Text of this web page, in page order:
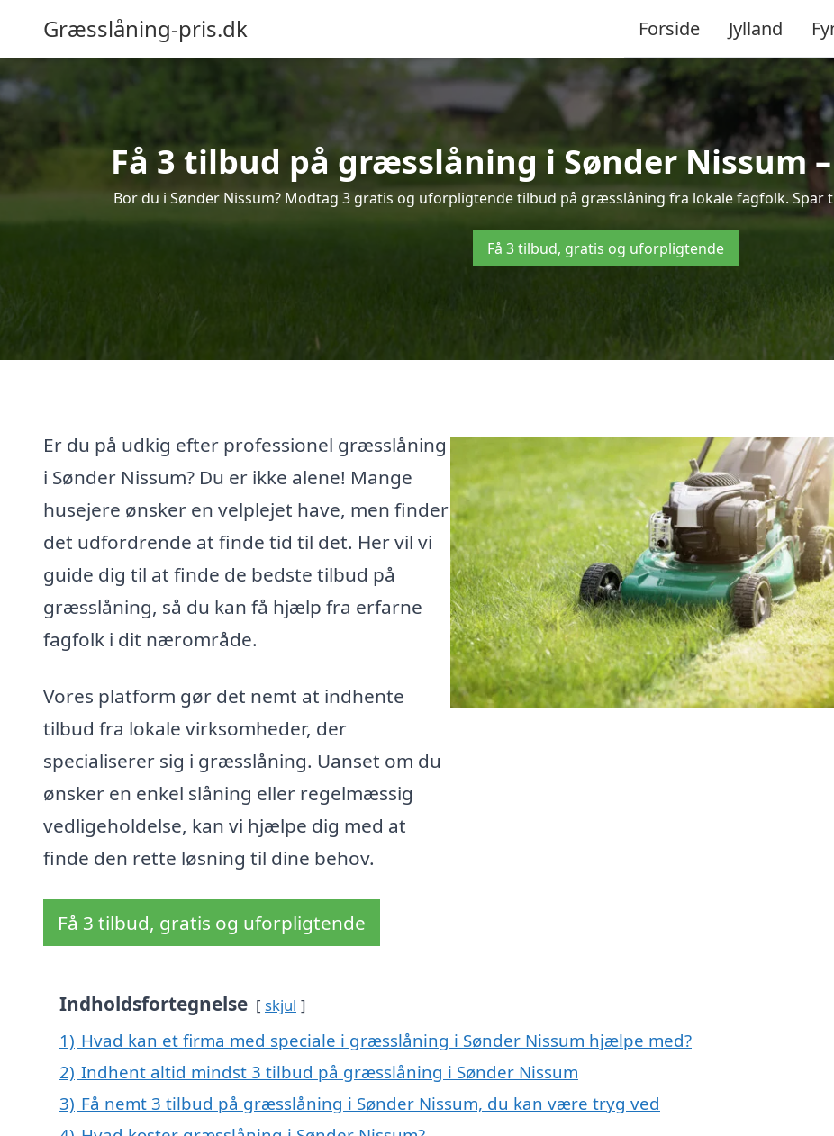
Græsslåning-pris.dk Forside Jylland
Få 3 tilbud på græsslåning i Sønder Nissum
Bor du i Sønder Nissum? Modtag 3 gratis og uforpligtende tilbud på græsslåning fra lokale fagfolk. Spar
Få 3 tilbud, gratis og uforpligtende
Er du på udkig efter professionel græsslåning
i Sønder Nissum? Du er ikke alene! Mange
husejere ønsker en velplejet have, men finder
det udfordrende at finde tid til det. Her vil vi
guide dig til at finde de bedste tilbud på
græsslåning, så du kan få hjælp fra erfarne
fagfolk i dit nærområde.
Vores platform gør det nemt at indhente
tilbud fra lokale virksomheder, der
specialiserer sig i græsslåning. Uanset om du
ønsker en enkel slåning eller regelmæssig
vedligeholdelse, kan vi hjælpe dig med at
finde den rette løsning til dine behov.
Få 3 tilbud, gratis og uforpligtende
Indholdsfortegnelse skjul
1) Hvad kan et firma med speciale i græsslåning i Sønder Nissum hjælpe med?
2) Indhent altid mindst 3 tilbud på græsslåning i Sønder Nissum
3) Få nemt 3 tilbud på græsslåning i Sønder Nissum, du kan være tryg ved